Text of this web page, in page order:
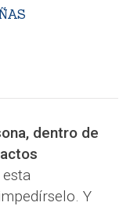
dentro de
Y